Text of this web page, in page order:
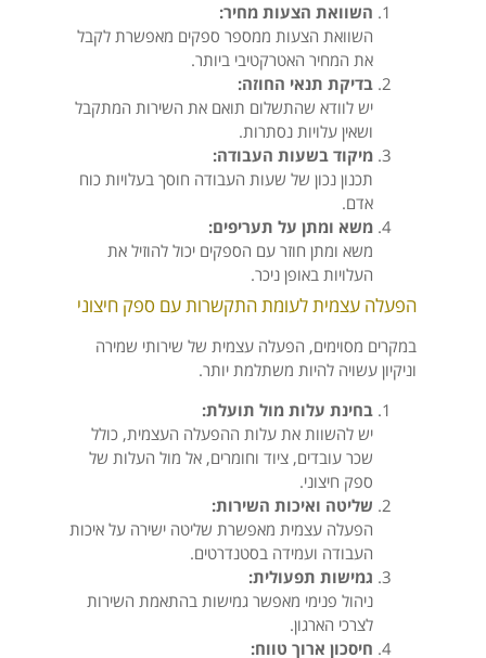
השוואת הצעות מחיר:
השוואת הצעות ממספר ספקים מאפשרת לקבל
את המחיר האטרקטיבי ביותר.
בדיקת תנאי החוזה:
יש לוודא שהתשלום תואם את השירות המתקבל
ושאין עלויות נסתרות.
מיקוד בשעות העבודה:
תכנון נכון של שעות העבודה חוסך בעלויות כוח
אדם.
משא ומתן על תעריפים:
משא ומתן חוזר עם הספקים יכול להוזיל את
העלויות באופן ניכר.
הפעלה עצמית לעומת התקשרות עם ספק חיצוני
במקרים מסוימים, הפעלה עצמית של שירותי שמירה
וניקיון עשויה להיות משתלמת יותר.
בחינת עלות מול תועלת:
יש להשוות את עלות ההפעלה העצמית, כולל
שכר עובדים, ציוד וחומרים, אל מול העלות של
ספק חיצוני.
שליטה ואיכות השירות:
הפעלה עצמית מאפשרת שליטה ישירה על איכות
העבודה ועמידה בסטנדרטים.
גמישות תפעולית:
ניהול פנימי מאפשר גמישות בהתאמת השירות
לצרכי הארגון.
חיסכון ארוך טווח: